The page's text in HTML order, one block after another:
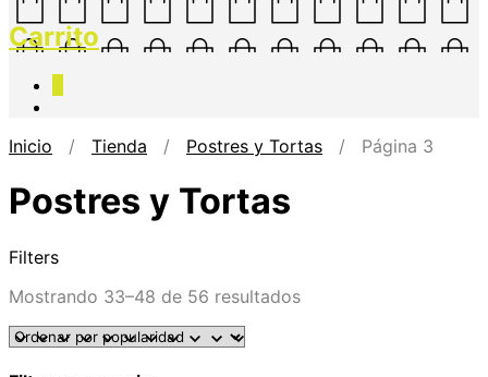
Carrito
Inicio / Tienda / Postres y Tortas / Página 3
Postres y Tortas
Filters
Mostrando 33–48 de 56 resultados